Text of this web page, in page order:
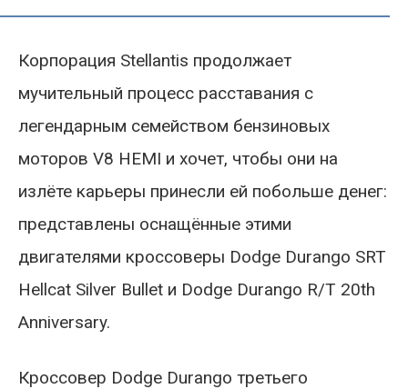
Корпорация Stellantis продолжает
мучительный процесс расставания с
легендарным семейством бензиновых
моторов V8 HEMI и хочет, чтобы они на
излёте карьеры принесли ей побольше денег:
представлены оснащённые этими
двигателями кроссоверы Dodge Durango SRT
Hellcat Silver Bullet и Dodge Durango R/T 20th
Anniversary.
Кроссовер Dodge Durango третьего